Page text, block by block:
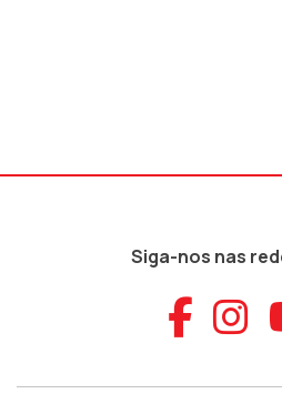
Siga-nos nas